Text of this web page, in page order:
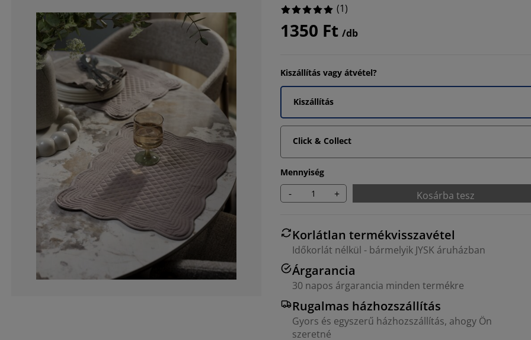
(1)
1350 Ft /db
Kiszállítás vagy átvétel?
Kiszállítás
Click & Collect
Mennyiség
- + Kosárba tesz
Korlátlan termékvisszavétel
Időkorlát nélkül - bármelyik JYSK áruházban
Árgarancia
30 napos árgarancia minden termékre
Rugalmas házhozszállítás
Gyors és egyszerű házhozszállítás, ahogy Ön
szeretné
100%